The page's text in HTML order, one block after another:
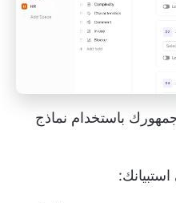
باستخدام نماذج